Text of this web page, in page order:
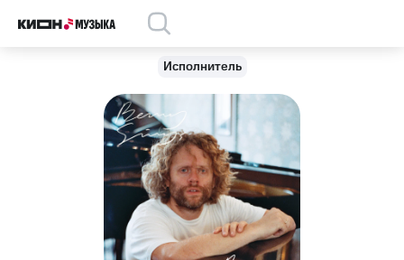
Исполнитель